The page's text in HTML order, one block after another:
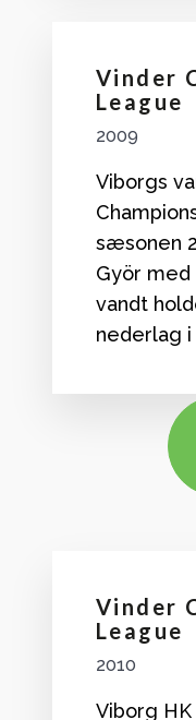
Vinder
League
2009
Viborgs
sæsonen
Györ med
vandt
nederlag
Vinder
League
2010
Viborg